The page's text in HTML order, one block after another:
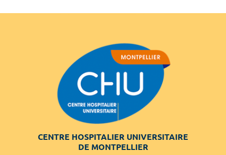
CENTRE HOSPITALIER UNIVERSITAIRE
DE MONTPELLIER